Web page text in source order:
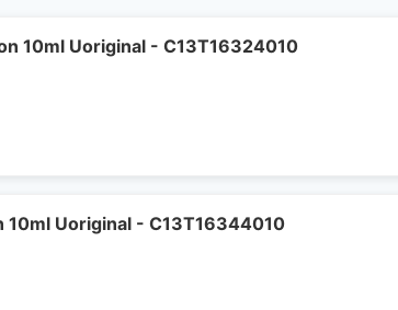
10ml Uoriginal - C13T16324010
10ml Uoriginal - C13T16344010